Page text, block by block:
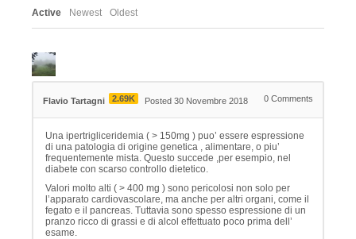
Active Newest Oldest
Flavio Tartagni 2.69K Posted 30 Novembre 2018 0 Comments
Una ipertrigliceridemia ( > 150mg ) puo’ essere espressione
di una patologia di origine genetica , alimentare, o piu’
frequentemente mista. Questo succede ,per esempio, nel
diabete con scarso controllo dietetico.
Valori molto alti ( > 400 mg ) sono pericolosi non solo per
l’apparato cardiovascolare, ma anche per altri organi, come il
fegato e il pancreas. Tuttavia sono spesso espressione di un
pranzo ricco di grassi e di alcol effettuato poco prima dell’
esame.